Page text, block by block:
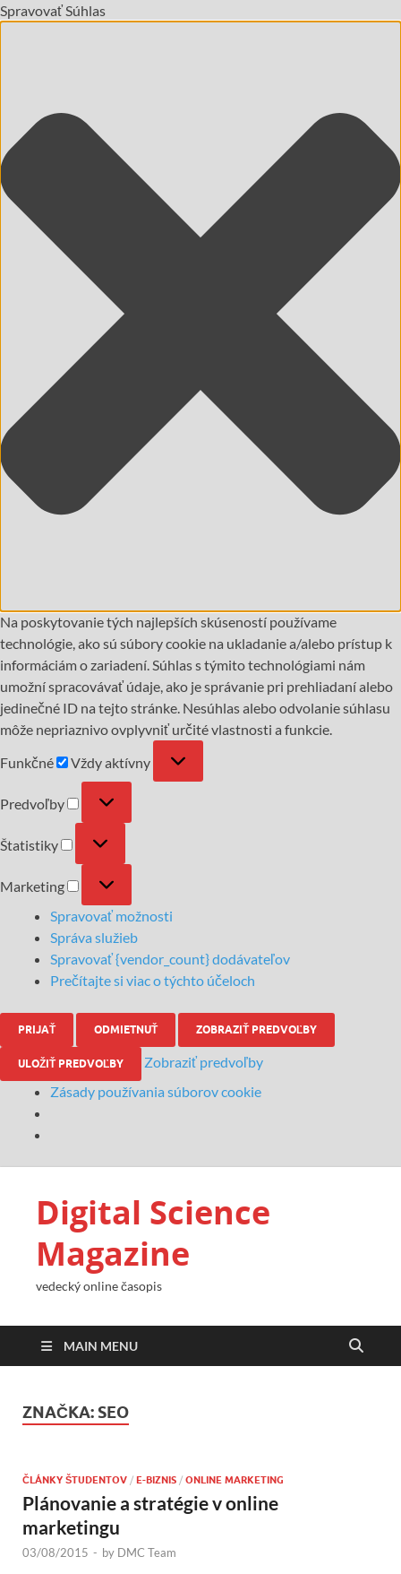
Spravovať Súhlas
Na poskytovanie tých najlepších skúseností používame
technológie, ako sú súbory cookie na ukladanie a/alebo prístup k
informáciám o zariadení. Súhlas s týmito technológiami nám
umožní spracovávať údaje, ako je správanie pri prehliadaní alebo
jedinečné ID na tejto stránke. Nesúhlas alebo odvolanie súhlasu
môže nepriaznivo ovplyvniť určité vlastnosti a funkcie.
Funkčné
Vždy aktívny
Predvoľby
Štatistiky
Marketing
Spravovať možnosti
Správa služieb
Spravovať {vendor_count} dodávateľov
Prečítajte si viac o týchto účeloch
PRIJAŤ ODMIETNUŤ ZOBRAZIŤ PREDVOĽBY
ULOŽIŤ PREDVOĽBY
Zobraziť predvoľby
Zásady používania súborov cookie
Digital Science
Magazine
vedecký online časopis
MAIN MENU
ZNAČKA: SEO
ČLÁNKY ŠTUDENTOV / E-BIZNIS / ONLINE MARKETING
Plánovanie a stratégie v online
marketingu
03/08/2015 - by DMC Team